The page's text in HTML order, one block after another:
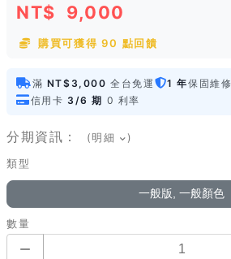
NT$ 9,000
購買可獲得 90 點回饋
滿 NT$3,000 全台免運 1 年保固維修
信用卡 3/6 期 0 利率
分期資訊： (明細 )
類型
一般版, 一般顏色
數量